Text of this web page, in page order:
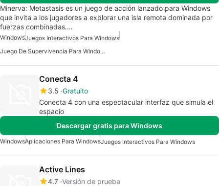
Minerva: Metastasis es un juego de acción lanzado para Windows
que invita a los jugadores a explorar una isla remota dominada por
fuerzas combinadas.…
WindowsJuegos Interactivos Para Windows
Juego De Supervivencia Para Windows
Conecta 4
3.5 Gratuito
Conecta 4 con una espectacular interfaz que simula el
espacio
Descargar gratis para Windows
WindowsAplicaciones Para WindowsJuegos Interactivos Para Windows
Active Lines
4.7 Versión de prueba